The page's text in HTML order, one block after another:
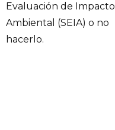
Evaluación de Impacto
Ambiental (SEIA) o no
hacerlo.